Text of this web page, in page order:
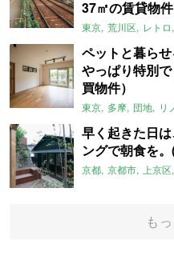
37㎡の賃貸物件
東京 荒川区 レトロ
ペットと暮らせ
やっぱり特別
買物件）
東京 多摩 団地 リ
早く起きた日
ングで朝食を
京都 京都市 上京区
も